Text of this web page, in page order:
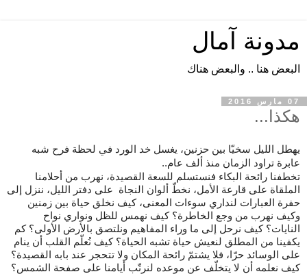
مدونة آمال
البعض هنا .. والبعض هناك
07 مارس 2016
هكذا...
يهطل الليل سخيّا بين حزنين، يغسل خد الورد في لحظة فرح شبه
عابرة تراود الزمان منذ ألف عام..
تخطفنا رائحة البكاء فنستسلم للسعة القصيدة، نهرب من أحلامنا
الملقاة على قارعة الأمل، نخطّ ألوان النجاة على دفتر الليل، ننزل إلى
حفرة العبارات لنداري سوءات المعنى، كيف نخلق حياة بين زمنين
وكيف نهرب من وجع الخاطرة؟ كيف نهمس للظل ونواري نواح
النايات؟ كيف نرحل إلى ما وراء المفاهيم ونلتصق بالأرض الأولى؟ كم
يكفينا من المطلق لنعيش حياة تشبه الحياة؟ كيف نُعلّم القلب أن ينام
على الوسائد حرّا، فلا يشتمّ رائحة المكان ولا تتحجر عند بابه القصيدة؟
كيف نعلمه أن لا يتخلّف عن موعده لنرتّب أيامنا على صفحة الشمس؟